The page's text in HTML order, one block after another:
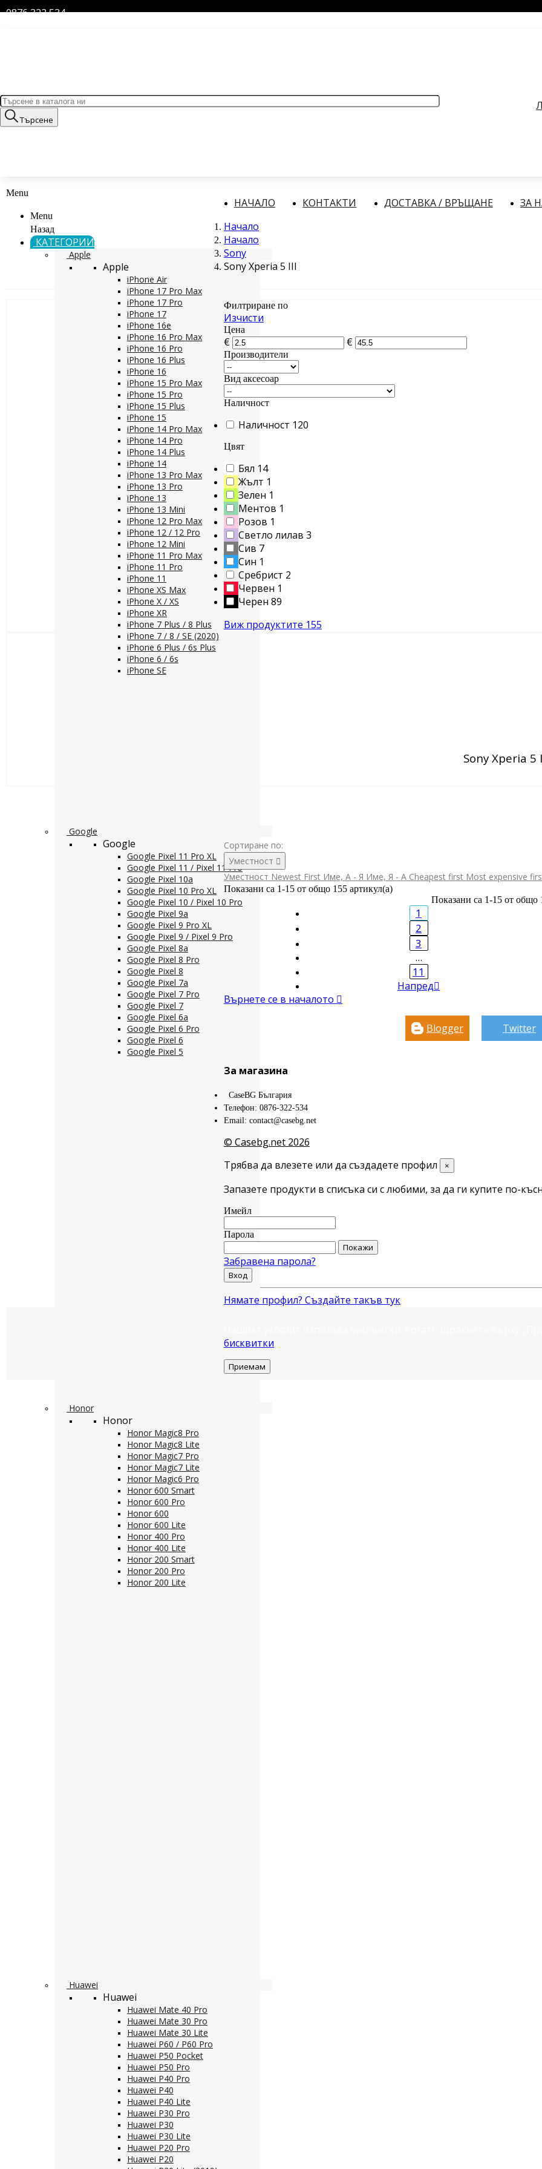
0876 322 534
Търсене
Menu
Menu
Назад
КАТЕГОРИИ
Apple
Apple
iPhone Air
iPhone 17 Pro Max
iPhone 17 Pro
iPhone 17
iPhone 16e
iPhone 16 Pro Max
iPhone 16 Pro
iPhone 16 Plus
iPhone 16
iPhone 15 Pro Max
iPhone 15 Pro
iPhone 15 Plus
iPhone 15
iPhone 14 Pro Max
iPhone 14 Pro
iPhone 14 Plus
iPhone 14
iPhone 13 Pro Max
iPhone 13 Pro
iPhone 13
iPhone 13 Mini
iPhone 12 Pro Max
iPhone 12 / 12 Pro
iPhone 12 Mini
iPhone 11 Pro Max
iPhone 11 Pro
iPhone 11
iPhone XS Max
iPhone X / XS
iPhone XR
iPhone 7 Plus / 8 Plus
iPhone 7 / 8 / SE (2020)
iPhone 6 Plus / 6s Plus
iPhone 6 / 6s
iPhone SE
Google
Google
Google Pixel 11 Pro XL
Google Pixel 11 / Pixel 11 Pro
Google Pixel 10a
Google Pixel 10 Pro XL
Google Pixel 10 / Pixel 10 Pro
Google Pixel 9a
Google Pixel 9 Pro XL
Google Pixel 9 / Pixel 9 Pro
Google Pixel 8a
Google Pixel 8 Pro
Google Pixel 8
Google Pixel 7a
Google Pixel 7 Pro
Google Pixel 7
Google Pixel 6a
Google Pixel 6 Pro
Google Pixel 6
Google Pixel 5
Honor
Honor
Honor Magic8 Pro
Honor Magic8 Lite
Honor Magic7 Pro
Honor Magic7 Lite
Honor Magic6 Pro
Honor 600 Smart
Honor 600 Pro
Honor 600
Honor 600 Lite
Honor 400 Pro
Honor 400 Lite
Honor 200 Smart
Honor 200 Pro
Honor 200 Lite
Huawei
Huawei
Huawei Mate 40 Pro
Huawei Mate 30 Pro
Huawei Mate 30 Lite
Huawei P60 / P60 Pro
Huawei P50 Pocket
Huawei P50 Pro
Huawei P40 Pro
Huawei P40
Huawei P40 Lite
Huawei P30 Pro
Huawei P30
Huawei P30 Lite
Huawei P20 Pro
Huawei P20
НАЧАЛО КОНТАКТИ ДОСТАВКА / ВРЪЩАНЕ
ЗА
Начало
Начало
Sony
Sony Xperia 5 III
Филтриране по
Изчисти
Цена
€ €
Производители
Вид аксесоар
Наличност
Наличност 120
Цвят
Бял 14
Жълт 1
Зелен 1
Ментов 1
Розов 1
Светло лилав 3
Сив 7
Син 1
Сребрист 2
Червен 1
Черен 89
Виж продуктите 155
Sony Xperia 5
Сортиране по:
Уместност 
Уместност Newest First Име, А - Я Име, Я - А Cheapest first Most expensive
Показани са 1-15 от общо 155 артикул(а)
Показани са 1-15 от общо
1
2
3
…
11
Напред
Върнете се в началото 
Blogger Twitter
За магазина
CaseBG България
Телефон: 0876-322-534
Email: contact@casebg.net
© Casebg.net 2026
Трябва да влезете или да създадете профил
×
Запазете продукти в списъка си с любими, за да ги купите по-
Имейл
Парола
Покажи
Забравена парола?
Вход
Нямате профил? Създайте такъв тук
бисквитки
Приемам